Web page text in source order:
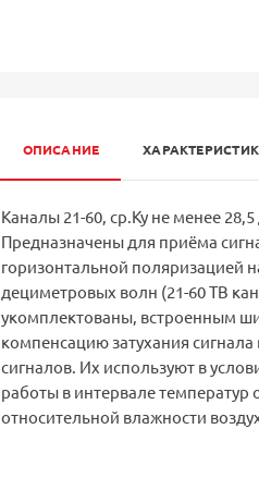
ОПИСАНИЕ
Каналы 21-60, ср.Ку не менее
Предназначены для приёма
горизонтальной поляризацией
дециметровых волн (21-60 ТВ
укомплектованы, встроенным
компенсацию затухания
сигналов. Их используют в
работы в интервале
относительной влажности